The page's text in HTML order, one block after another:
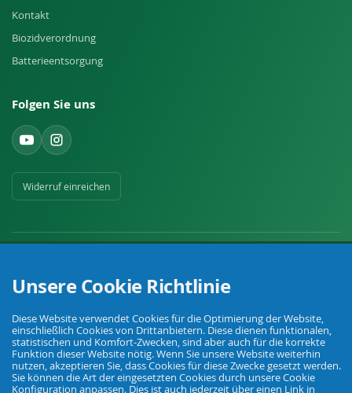
Kontakt
Biozidverordnung
Batterieentsorgung
Folgen Sie uns
Widerruf einreichen
© Agrarking. Alle Rechte vorbehalten.
AGBDatenschutzWiderrufsbelehrungImpressum
Unsere Cookie Richtlinie
Diese Website verwendet Cookies für die Optimierung der Website,
einschließlich Cookies von Drittanbietern. Diese dienen funktionalen,
statistischen und Komfort-Zwecken, sind aber auch für die korrekte
Funktion dieser Website nötig. Wenn Sie unsere Website weiterhin
nutzen, akzeptieren Sie, dass Cookies für diese Zwecke gesetzt werden.
Sie können die Art der eingesetzten Cookies durch unsere Cookie
Konfiguration anpassen. Dies ist auch jederzeit über einen Link in